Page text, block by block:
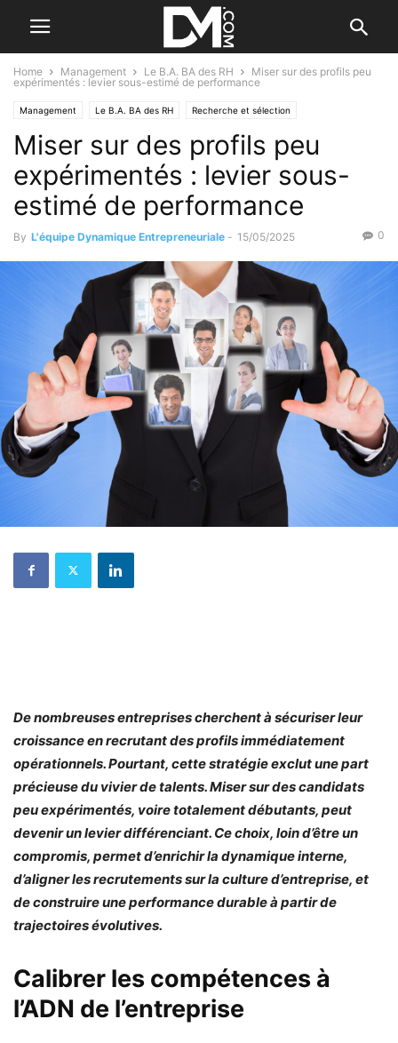
Home Management Le B.A. BA des RH
Miser sur des profils peu
expérimentés : levier sous-estimé de performance
Management Le B.A. BA des RH Recherche et sélection
Miser sur des profils peu
expérimentés : levier sous-
estimé de performance
By L'équipe Dynamique Entrepreneuriale - 15/05/2025 0
De nombreuses entreprises cherchent à sécuriser leur
croissance en recrutant des profils immédiatement
opérationnels. Pourtant, cette stratégie exclut une part
précieuse du vivier de talents. Miser sur des candidats
peu expérimentés, voire totalement débutants, peut
devenir un levier différenciant. Ce choix, loin d’être un
compromis, permet d’enrichir la dynamique interne,
d’aligner les recrutements sur la culture d’entreprise, et
de construire une performance durable à partir de
trajectoires évolutives.
Calibrer les compétences à
l’ADN de l’entreprise